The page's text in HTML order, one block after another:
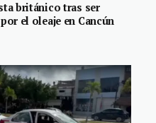
británico tras ser
el oleaje en Cancún